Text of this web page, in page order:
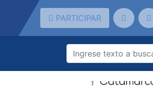
PARTICIPAR